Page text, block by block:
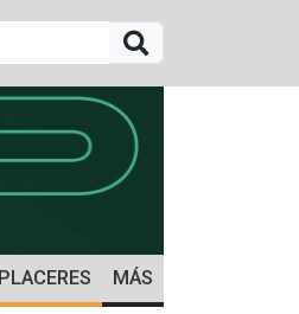
PLACERES MÁS